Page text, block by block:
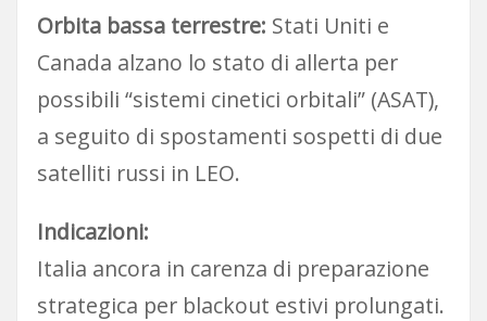
Orbita bassa terrestre: Stati Uniti e
Canada alzano lo stato di allerta per
possibili “sistemi cinetici orbitali” (ASAT),
a seguito di spostamenti sospetti di due
satelliti russi in LEO.
Indicazioni:
Italia ancora in carenza di preparazione
strategica per blackout estivi prolungati.